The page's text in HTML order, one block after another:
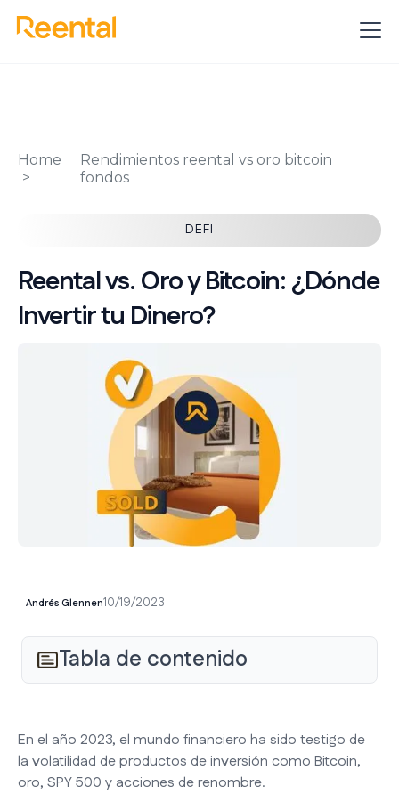
Home
Rendimientos reental vs oro bitcoin
fondos
DEFI
Reental vs. Oro y Bitcoin: ¿Dónde
Invertir tu Dinero?
Andrés Glennen10/19/2023
Tabla de contenido
En el año 2023, el mundo financiero ha sido testigo de
la volatilidad de productos de inversión como Bitcoin,
oro, SPY 500 y acciones de renombre.